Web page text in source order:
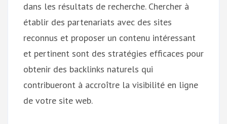
dans les résultats de recherche. Chercher à
établir des partenariats avec des sites
reconnus et proposer un contenu intéressant
et pertinent sont des stratégies efficaces pour
obtenir des backlinks naturels qui
contribueront à accroître la visibilité en ligne
de votre site web.